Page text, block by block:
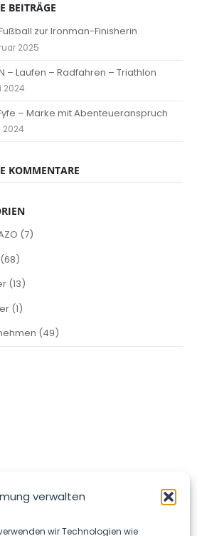
verwalten
wir Technologien wie
BEITRÄGE
zur Ironman-Finisherin
2025
– Laufen – Radfahren – Triathlon
2024
– Marke mit Abenteueranspruch
2024
KOMMENTARE
(7)
(68)
(13)
(1)
(49)